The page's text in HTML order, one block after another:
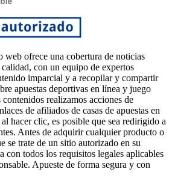
web ofrece una cobertura de noticias
con un equipo de expertos
imparcial y a recopilar y compartir
apuestas deportivas en línea y juego
realizamos acciones de
de afiliados de casas de apuestas en
hacer clic, es posible que sea redirigido a
Antes de adquirir cualquier producto o
se trate de un sitio autorizado en su
con todos los requisitos legales aplicables
Apueste de forma segura y con